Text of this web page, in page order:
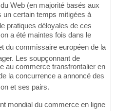
Web (en majorité basés aux
un certain temps mitigées à
pratiques déloyales de ces
a été maintes fois dans le
du commissaire européen de la
Les soupçonnant de
au commerce transfrontalier en
la concurrence a annoncé des
et ses pairs.
mondial du commerce en ligne